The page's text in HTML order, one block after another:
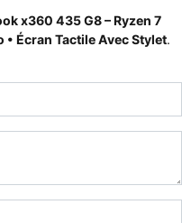
x360 435 G8 – Ryzen 7
• Écran Tactile Avec Stylet.